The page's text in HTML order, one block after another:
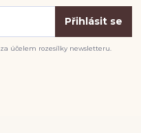
Přihlásit se
za účelem rozesílky newsletteru.